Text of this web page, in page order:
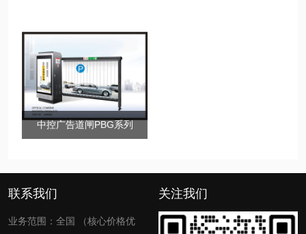
中控广告道闸PBG系列
联系我们
业务范围：全国 （核心价格优
关注我们